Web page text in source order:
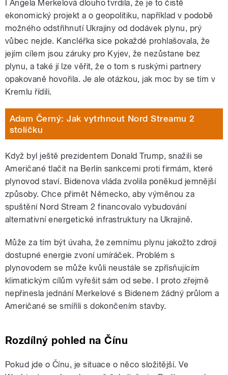
I Angela Merkelová dlouho tvrdila, že je to čistě
ekonomický projekt a o geopolitiku, například v podobě
možného odstřihnutí Ukrajiny od dodávek plynu, prý
vůbec nejde. Kancléřka sice pokaždé prohlašovala, že
jejím cílem jsou záruky pro Kyjev, že nezůstane bez
plynu, a také jí lze věřit, že o tom s ruskými partnery
opakovaně hovořila. Je ale otázkou, jak moc by se tím v
Kremlu řídili.
Adam Černý: Jak vytrhnout Nord Streamu 2
stoličku
Když byl ještě prezidentem Donald Trump, snažili se
Američané tlačit na Berlín sankcemi proti firmám, které
plynovod staví. Bidenova vláda zvolila poněkud jemnější
způsoby. Chce přimět Německo, aby výměnou za
spuštění Nord Stream 2 financovalo vybudování
alternativní energetické infrastruktury na Ukrajině.
Může za tím být úvaha, že zemnímu plynu jakožto zdroji
dostupné energie zvoní umíráček. Problém s
plynovodem se může kvůli neustále se zpřísňujícím
klimatickým cílům vyřešit sám od sebe. I proto zřejmě
nepřinesla jednání Merkelové s Bidenem žádný průlom a
Američané se smířili s dokončením stavby.
Rozdílný pohled na Čínu
Pokud jde o Čínu, je situace o něco složitější. Ve